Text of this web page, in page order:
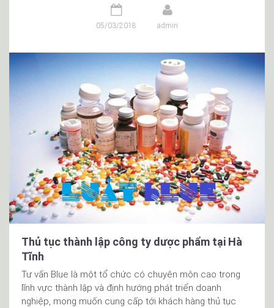
05/03/2018 admin
Thủ tục thành lập công ty dược phẩm tại Hà
Tĩnh
Tư vấn Blue là một tổ chức có chuyên môn cao trong
lĩnh vực thành lập và định hướng phát triển doanh
nghiệp, mong muốn cung cấp tới khách hàng thủ tục